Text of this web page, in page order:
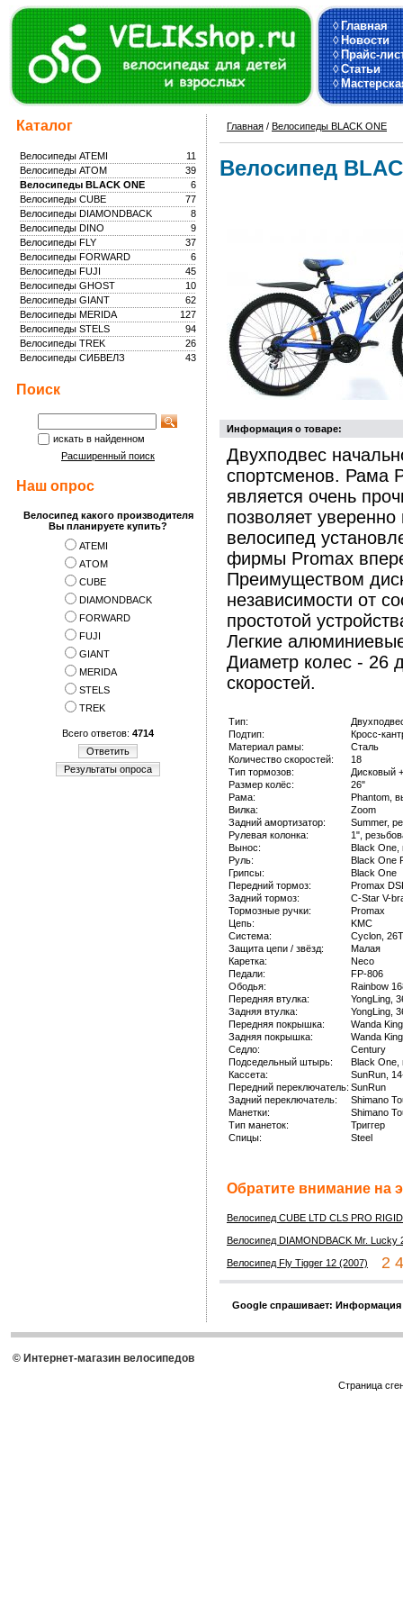
◊Главная
◊Новости
◊Прайс-
◊Статьи
◊
Каталог
11
Велосипеды ATEMI
39
Велосипеды ATOM
6
Велосипеды BLACK ONE
77
Велосипеды CUBE
8
Велосипеды DIAMONDBACK
9
Велосипеды DINO
37
Велосипеды FLY
6
Велосипеды FORWARD
45
Велосипеды FUJI
10
Велосипеды GHOST
62
Велосипеды GIANT
127
Велосипеды MERIDA
94
Велосипеды STELS
26
Велосипеды TREK
43
Велосипеды СИБВЕЛЗ
Поиск
искать в найденном
Расширенный поиск
Наш опрос
Велосипед какого производителя
Вы планируете купить?
ATEMI
АTOM
CUBE
DIAMONDBACK
FORWARD
FUJI
GIANT
MERIDA
STELS
TREK
Всего ответов: 4714
Ответить
Результаты опроса
Главная / Велосипеды BLACK ONE
Велосипед
Информация о товаре:
Двухподвес
спортсменов. Рама
является очень
позволяет
велосипед
фирмы Promax
Преимуществом
независимости от
простотой
Легкие
Диаметр колес - 26
скоростей.
Тип:
Подтип:
Кросс-
Материал рамы:
Сталь
Количество скоростей:
18
Тип тормозов:
Дисковый
Размер колёс:
26"
Рама:
Phantom,
Вилка:
Zoom
Задний амортизатор:
Summer,
Рулевая колонка:
1",
Вынос:
Black One,
Руль:
Black One
Грипсы:
Black One
Передний тормоз:
Promax
Задний тормоз:
С-Star V-
Тормозные ручки:
Promax
Цепь:
KMC
Система:
Cyclon,
Защита цепи / звёзд:
Малая
Каретка:
Neco
Педали:
FP-806
Ободья:
Rainbow
Передняя втулка:
YongLing,
Задняя втулка:
YongLing,
Передняя покрышка:
Wanda
Задняя покрышка:
Wanda
Седло:
Century
Подседельный штырь:
Black One,
Кассета:
SunRun,
Передний переключатель: SunRun
Задний переключатель:
Shimano
Манетки:
Shimano
Тип манеток:
Триггер
Спицы:
Steel
Обратите внимание на
Велосипед CUBE LTD CLS PRO RIGID
Велосипед DIAMONDBACK Mr. Lucky
Велосипед Fly Tigger 12 (2007) 2
Google спрашивает:
© Интернет-магазин велосипедов
Страница